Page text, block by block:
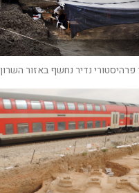
נדיר נחשף באזור השרון